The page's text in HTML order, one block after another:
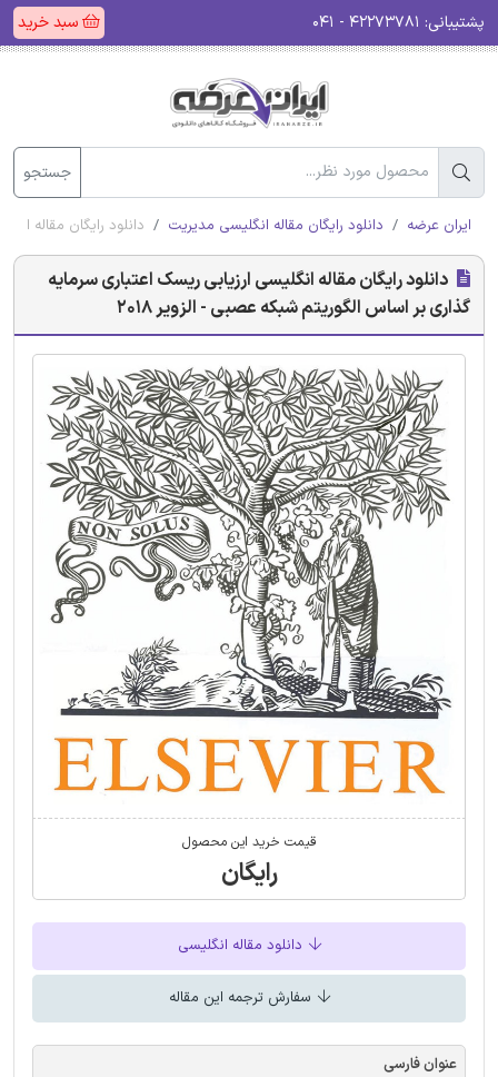
پشتیبانی: سبد خرید
جستجو
ایران عرضه دانلود رایگان مقاله انگلیسی مدیریت دانلود رایگان مقاله
دانلود رایگان مقاله انگلیسی ارزیابی ریسک اعتباری سرمایه
گذاری بر اساس الگوریتم شبکه عصبی - الزویر 2018
قیمت خرید این محصول
رایگان
دانلود مقاله انگلیسی
سفارش ترجمه این مقاله
عنوان فارسی